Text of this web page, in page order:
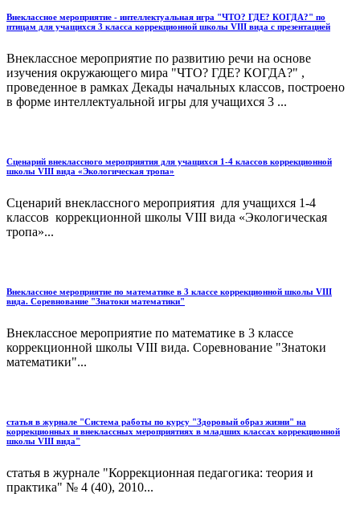
Внеклассное мероприятие - интеллектуальная игра "ЧТО? ГДЕ? КОГДА?" по
птицам для учащихся 3 класса коррекционной школы VIII вида с презентацией
Внеклассное мероприятие по развитию речи на основе
изучения окружающего мира "ЧТО? ГДЕ? КОГДА?" ,
проведенное в рамках Декады начальных классов, построено
в форме интеллектуальной игры для учащихся 3 ...
Сценарий внеклассного мероприятия для учащихся 1-4 классов коррекционной
школы VIII вида «Экологическая тропа»
Сценарий внеклассного мероприятия для учащихся 1-4
классов коррекционной школы VIII вида «Экологическая
тропа»...
Внеклассное мероприятие по математике в 3 классе коррекционной школы VIII
вида. Соревнование "Знатоки математики"
Внеклассное мероприятие по математике в 3 классе
коррекционной школы VIII вида. Соревнование "Знатоки
математики"...
статья в журнале "Система работы по курсу "Здоровый образ жизни" на
коррекционных и внеклассных мероприятиях в младших классах коррекционной
школы VIII вида"
статья в журнале "Коррекционная педагогика: теория и
практика" № 4 (40), 2010...